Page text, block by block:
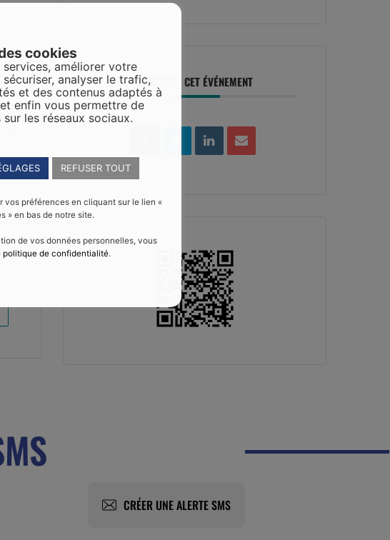
À
PARTAGEZ CET ÉVÉNEMENT
CRÉER UNE ALERTE SMS
cookies
améliorer votre
analyser le trafic,
et des contenus adaptés à
enfin vous permettre de
les réseaux sociaux.
REFUSER TOUT
vos préférences en cliquant sur le lien «
» en bas de notre site.
de vos données personnelles, vous
politique de confidentialité.